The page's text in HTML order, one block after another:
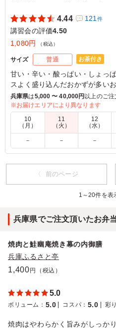
4.44 121 件
講習会の評価4.50
1,080円
（税込）
サイズ 普通 お茶付き
甘い・辛い・酸っぱい・しょっ
スよく盛り込んだおかずが多いお
和洋折衷に作られているので、
お勧めのお弁当です。
5.0
色どりもよく、和洋のバラン
食べることができました。 ボ
になりました。 この量でこの
ありました。
会議・セミナー›
兵庫県は5,000 〜 40,000円以上のご
※お届けエリアにより異なります
10
（月）
11
（火）
12
（水）
－ － －
〈 前のページ
1～20件を表
兵庫県でご注文頂いたお弁
焼肉と鮭幽庵焼き幕の内御膳
兵庫ふるさと亭
1,400円（税込）
5.0
ボリューム ： 5.0 コスパ ： 5.0 彩り
焼肉はやわらかく旨みがしっか